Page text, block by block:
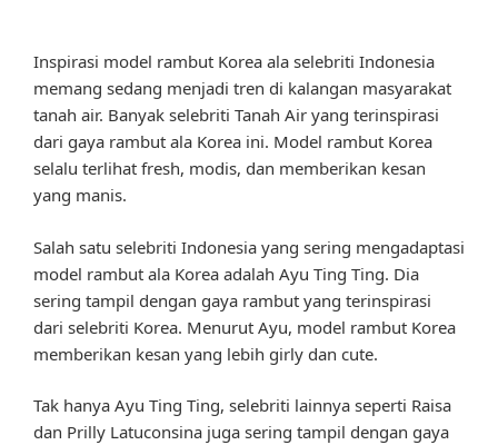
Inspirasi model rambut Korea ala selebriti Indonesia
memang sedang menjadi tren di kalangan masyarakat
tanah air. Banyak selebriti Tanah Air yang terinspirasi
dari gaya rambut ala Korea ini. Model rambut Korea
selalu terlihat fresh, modis, dan memberikan kesan
yang manis.
Salah satu selebriti Indonesia yang sering mengadaptasi
model rambut ala Korea adalah Ayu Ting Ting. Dia
sering tampil dengan gaya rambut yang terinspirasi
dari selebriti Korea. Menurut Ayu, model rambut Korea
memberikan kesan yang lebih girly dan cute.
Tak hanya Ayu Ting Ting, selebriti lainnya seperti Raisa
dan Prilly Latuconsina juga sering tampil dengan gaya